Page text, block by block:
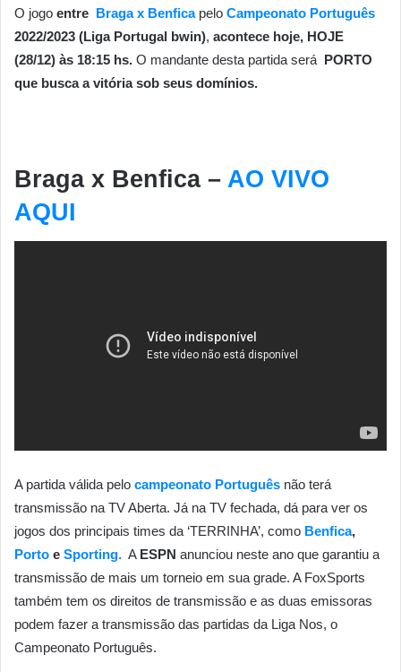
O jogo entre Braga x Benfica pelo Campeonato Português
2022/2023 (Liga Portugal bwin), acontece hoje, HOJE
(28/12) às 18:15 hs. O mandante desta partida será PORTO
que busca a vitória sob seus domínios.
Braga x Benfica – AO VIVO
AQUI
A partida válida pelo campeonato Português não terá
transmissão na TV Aberta. Já na TV fechada, dá para ver os
jogos dos principais times da ‘TERRINHA’, como Benfica,
Porto e Sporting. A ESPN anunciou neste ano que garantiu a
transmissão de mais um torneio em sua grade. A FoxSports
também tem os direitos de transmissão e as duas emissoras
podem fazer a transmissão das partidas da Liga Nos, o
Campeonato Português.